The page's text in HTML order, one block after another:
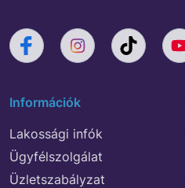
Információk
Lakossági infók
Ügyfélszolgálat
Üzletszabályzat